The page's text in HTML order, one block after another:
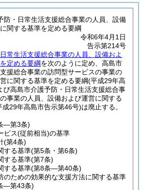
防・日常生活支援総合事業の人員、設備
関する基準を定める要綱
令和6年4月1日
告示第214号
常生活支援総合事業の人員、設備およ
定める要綱を次のように定め、高島市
援総合事業の訪問型サービスの事業の
に関する基準を定める要綱(平成29年高
び高島市介護予防・日常生活支援総合事
事業の人員、設備および運営に関する
29年高島市告示第46号)は廃止する。
―第3条)
ビス(従前相当)の基準
(第4条)
する基準(第5条・第6条)
する基準(第7条)
する基準(第8条―第40条)
のための効果的な支援方法に関する基準
―第43条)